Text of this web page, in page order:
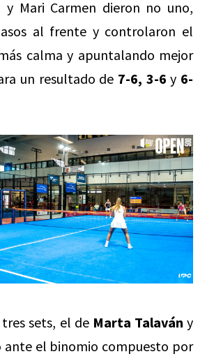
Mari Carmen dieron no uno,
al frente y controlaron el
calma y apuntalando mejor
un resultado de 7-6, 3-6 y 6-
tres sets, el de Marta Talaván y
ante el binomio compuesto por